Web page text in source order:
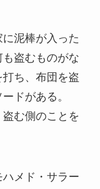
泥棒が入った
盗むものがな
ち、布団を盗
ドがある。
む側のことを
メド・サラー